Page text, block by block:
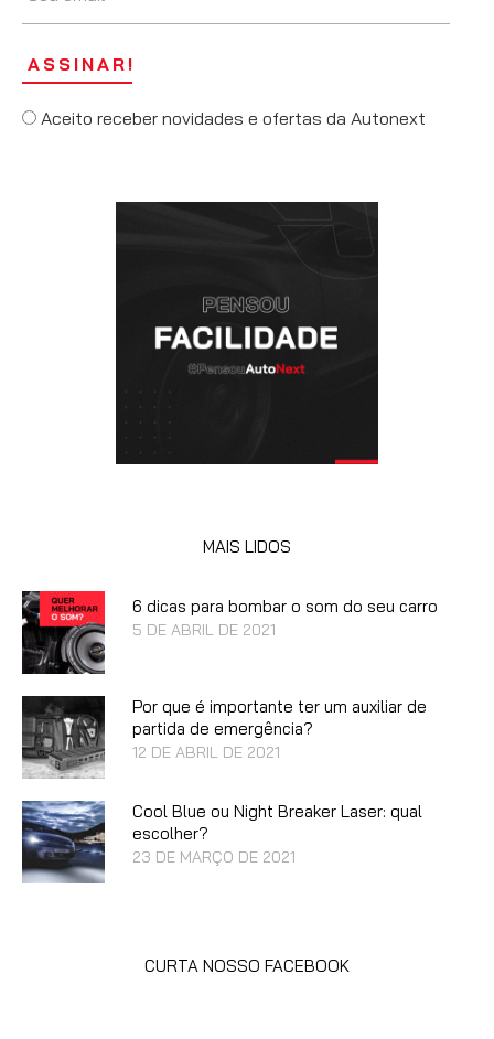
Aceito receber novidades e ofertas da Autonext
MAIS LIDOS
6 dicas para bombar o som do seu carro
5 DE ABRIL DE 2021
Por que é importante ter um auxiliar de
partida de emergência?
12 DE ABRIL DE 2021
Cool Blue ou Night Breaker Laser: qual
escolher?
23 DE MARÇO DE 2021
CURTA NOSSO FACEBOOK